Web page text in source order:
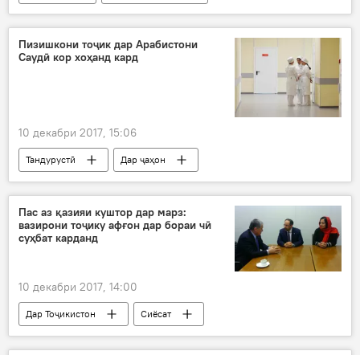
намоҳанги нав
озмуни нав
Пизишкони тоҷик дар Арабистони
Саудӣ кор хоҳанд кард
10 декабри 2017, 15:06
Тандурустӣ
Дар ҷаҳон
Ҳамаи хабарҳо
Арабистони Саудӣ
Пас аз қазияи куштор дар марз:
вазирони тоҷику афғон дар бораи чӣ
суҳбат карданд
10 декабри 2017, 14:00
Дар Тоҷикистон
Сиёсат
Ҳамаи хабарҳо
Сироҷиддин Аслов